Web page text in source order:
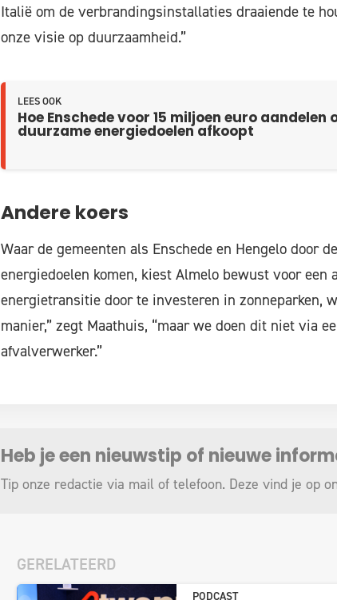
Italië om de verbrandingsinstallaties draaiende te
onze visie op duurzaamheid.”
LEES OOK
Hoe Enschede voor 15 miljoen euro aandelen
duurzame energiedoelen afkoopt
Andere koers
Waar de gemeenten als Enschede en Hengelo door
energiedoelen komen, kiest Almelo bewust voor een
energietransitie door te investeren in zonneparken,
manier,” zegt Maathuis, “maar we doen dit niet via
afvalverwerker.”
Heb je een nieuwstip of nieuwe
Tip onze redactie via mail of telefoon. Deze vind je op
GERELATEERD
PODCAST